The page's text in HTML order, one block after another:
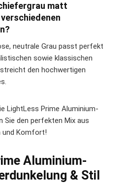
matt
neutrale Grau passt perfekt
sowie klassischen
den hochwertigen
LightLess Prime Aluminium-
Sie den perfekten Mix aus
und Komfort!
Aluminium-
& Stil